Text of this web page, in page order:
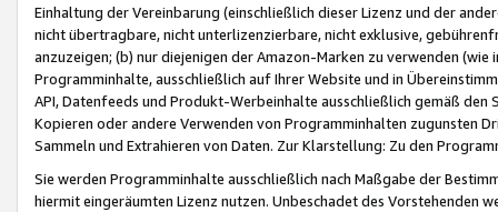
Einhaltung der Vereinbarung (einschließlich dieser Lizenz und der
nicht übertragbare, nicht unterlizenzierbare, nicht exklusive,
anzuzeigen; (b) nur diejenigen der Amazon-Marken zu verwenden
Programminhalte, ausschließlich auf Ihrer Website und in
API, Datenfeeds und Produkt-Werbeinhalte ausschließlich gemäß
Kopieren oder andere Verwenden von Programminhalten zugunsten
Sammeln und Extrahieren von Daten. Zur Klarstellung: Zu den
Sie werden Programminhalte ausschließlich nach Maßgabe der
hiermit eingeräumten Lizenz nutzen. Unbeschadet des Vorstehenden